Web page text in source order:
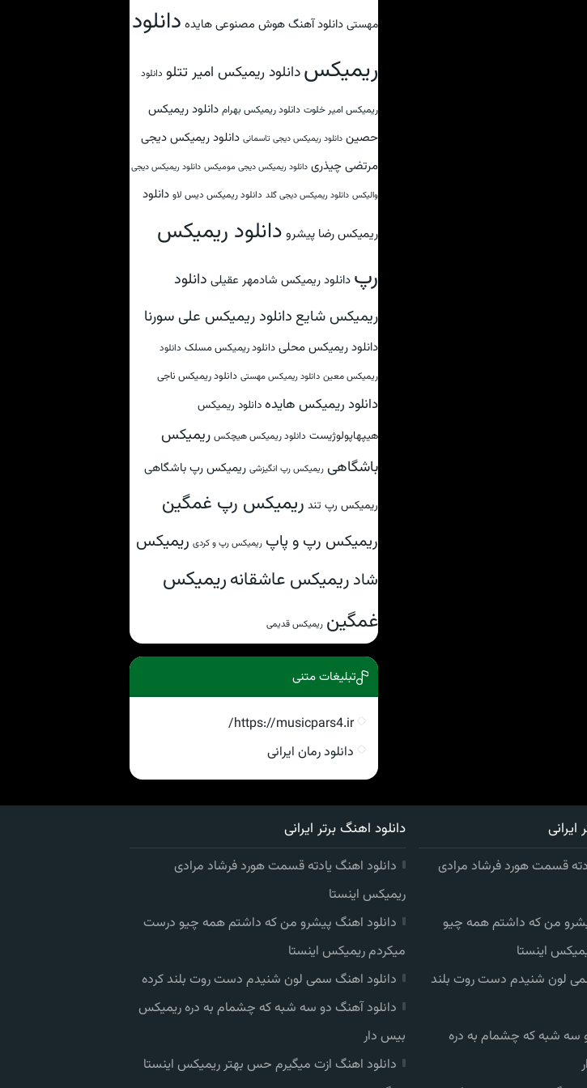
مهستی دانلود آهنگ هوش مصنوعی هایده دانلود
ریمیکسدانلود ریمیکس امیر تتلو دانلود
ریمیکس امیر خلوت دانلود ریمیکس بهرام دانلود ریمیکس
حصین دانلود ریمیکس دیجی تاسمانی دانلود ریمیکس دیجی
مرتضی چیذری دانلود ریمیکس دیجی مومیکس دانلود ریمیکس دیجی
والیکس دانلود ریمیکس دیجی گلد دانلود ریمیکس دیس لاو دانلود
ریمیکس رضا پیشرو دانلود ریمیکس
رپ دانلود ریمیکس شادمهر عقیلی دانلود
ریمیکس شایع دانلود ریمیکس علی سورنا
دانلود ریمیکس محلی دانلود ریمیکس مسلک دانلود
ریمیکس معین دانلود ریمیکس مهستی دانلود ریمیکس ناجی
دانلود ریمیکس هایده دانلود ریمیکس
هیپهاپولوژیست دانلود ریمیکس هیچکس ریمیکس
باشگاهی ریمیکس رپ انگیزشی ریمیکس رپ باشگاهی
ریمیکس رپ تند ریمیکس رپ غمگین
ریمیکس رپ و پاپ ریمیکس رپ و کردی ریمیکس
شادریمیکس عاشقانهریمیکس
غمگین ریمیکس قدیمی
تبلیغات متنی
https://musicpars4.ir/
دانلود رمان ایرانی
ایرانی
قسمت هورد فرشاد مرادی
من که داشتم همه چیو
اینستا
لون شنیدم دست روت بلند
سه شبه که چشمام به دره
دانلود اهنگ برتر ایرانی
دانلود اهنگ یادته قسمت هورد فرشاد مرادی
ریمیکس اینستا
دانلود اهنگ پیشرو من که داشتم همه چیو درست
میکردم ریمیکس اینستا
دانلود اهنگ سمی لون شنیدم دست روت بلند کرده
دانلود آهنگ دو سه شبه که چشمام به دره ریمیکس
بیس دار
دانلود اهنگ ازت میگیرم حس بهتر ریمیکس اینستا